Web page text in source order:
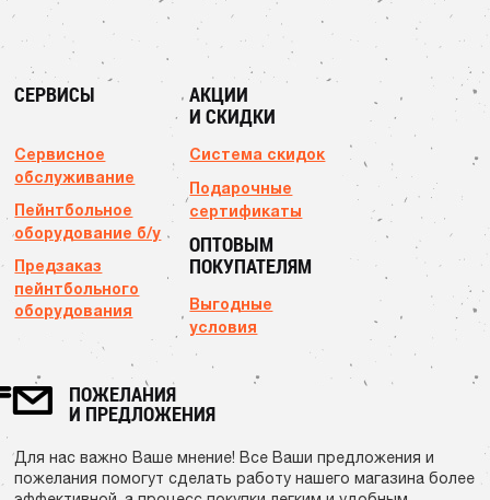
СЕРВИСЫ
Сервисное
обслуживание
Пейнтбольное
оборудование б/у
Предзаказ
пейнтбольного
оборудования
АКЦИИ
И СКИДКИ
Система скидок
Подарочные
сертификаты
ОПТОВЫМ
ПОКУПАТЕЛЯМ
Выгодные
условия
ПОЖЕЛАНИЯ
И ПРЕДЛОЖЕНИЯ
Для нас важно Ваше мнение! Все Ваши предложения и
пожелания помогут сделать работу нашего магазина более